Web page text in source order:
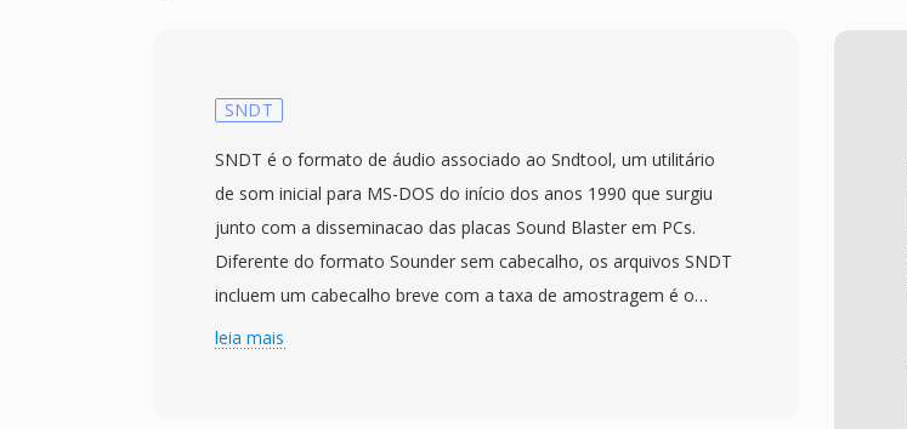
SNDT
SNDT é o formato de áudio associado ao Sndtool, um utilitário
de som inicial para MS-DOS do início dos anos 1990 que surgiu
junto com a disseminacao das placas Sound Blaster em PCs.
Diferente do formato Sounder sem cabecalho, os arquivos SNDT
incluem um cabecalho breve com a taxa de amostragem é o
comprimento dos dados — uma melhoria significativa que
leia mais